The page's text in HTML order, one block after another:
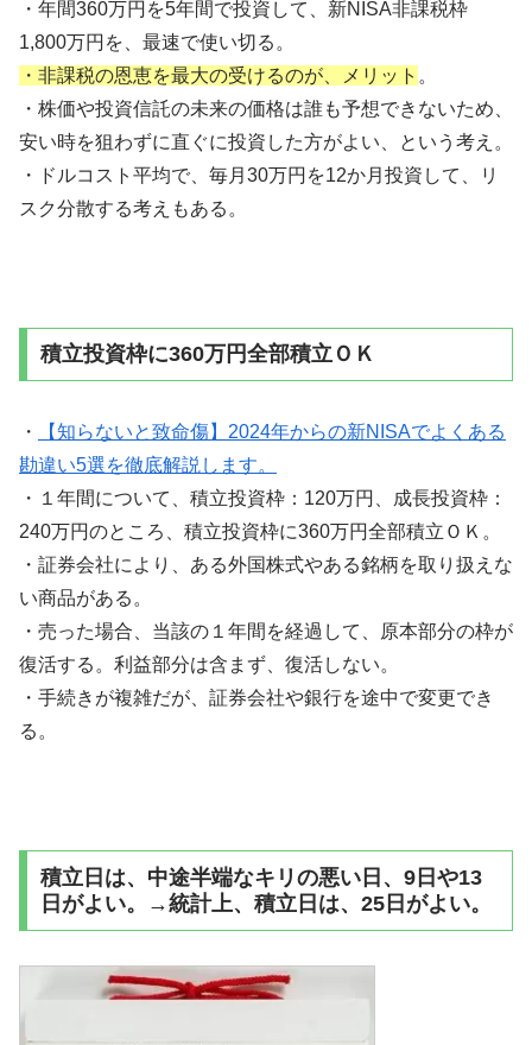
・年間360万円を5年間で投資して、新NISA非課税枠
1,800万円を、最速で使い切る。
・非課税の恩恵を最大の受けるのが、メリット 。
・株価や投資信託の未来の価格は誰も予想できないため、
安い時を狙わずに直ぐに投資した方がよい、という考え。
・ドルコスト平均で、毎月30万円を12か月投資して、リ
スク分散する考えもある。
積立投資枠に360万円全部積立ＯＫ
・
【知らないと致命傷】2024年からの新NISAでよくある
勘違い5選を徹底解説します。
・１年間について、積立投資枠：120万円、成長投資枠：
240万円のところ、積立投資枠に360万円全部積立ＯＫ。
・証券会社により、ある外国株式やある銘柄を取り扱えな
い商品がある。
・売った場合、当該の１年間を経過して、原本部分の枠が
復活する。利益部分は含まず、復活しない。
・手続きが複雑だが、証券会社や銀行を途中で変更でき
る。
積立日は、中途半端なキリの悪い日、9日や13
日がよい。→統計上、積立日は、25日がよい。